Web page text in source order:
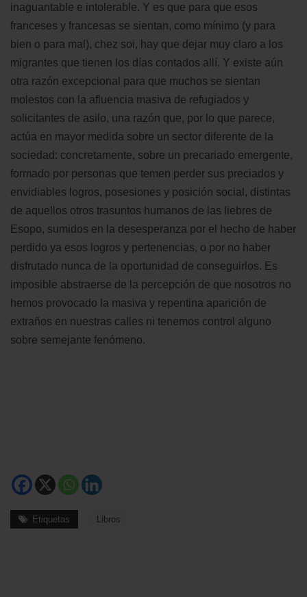
inaguantable e intolerable. Y es que para que esos
franceses y francesas se sientan, como mínimo (y para
bien o para mal), chez soi, hay que dejar muy claro a los
migrantes que tienen los días contados allí. Y existe aún
otra razón excepcional para que muchos se sientan
molestos con la afluencia masiva de refugiados y
solicitantes de asilo, una razón que, por lo que parece,
actúa en mayor medida sobre un sector diferente de la
sociedad: concretamente, sobre un precariado emergente,
formado por personas que temen perder sus preciados y
envidiables logros, posesiones y posición social, distintas
de aquellos otros trasuntos humanos de las liebres de
Esopo, sumidos en la desesperanza por el hecho de haber
perdido ya esos logros y pertenencias, o por no haber
disfrutado nunca de la oportunidad de conseguirlos. Es
imposible abstraerse de la percepción de que nosotros no
hemos provocado la masiva y repentina aparición de
extraños en nuestras calles ni tenemos control alguno
sobre semejante fenómeno.
Etiquetas Libros